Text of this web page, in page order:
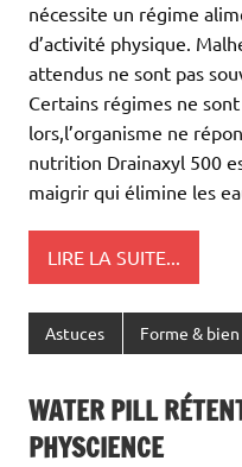
nécessite un régime
d’activité physique.
attendus ne sont pas
Certains régimes ne
lors,l’organisme ne
nutrition Drainaxyl 500
maigrir qui élimine les
LIRE LA SUITE...
Astuces Forme &
WATER PILL
PHYSCIENCE